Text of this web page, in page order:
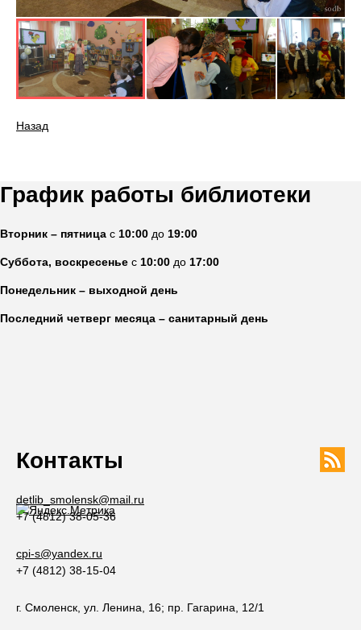
Назад
Контакты
detlib_smolensk@mail.ru
+7 (4812) 38-05-36
cpi-s@yandex.ru
+7 (4812) 38-15-04
г. Смоленск, ул. Ленина, 16; пр. Гагарина, 12/1
График работы библиотеки
Вторник – пятница с 10:00 до 19:00
Суббота, воскресенье с 10:00 до 17:00
Понедельник – выходной день
Последний четверг месяца – санитарный день